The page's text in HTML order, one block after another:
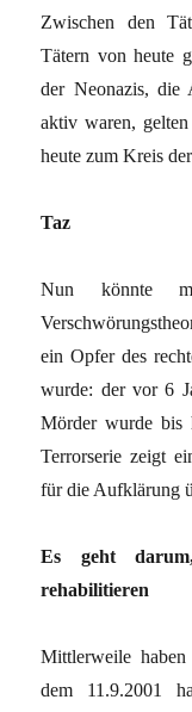
Zwischen den
Tätern von heute
der Neonazis, die
aktiv waren,
heute zum Kreis
Taz
Nun könnte
ein Opfer des
wurde: der vor 6
Mörder wurde bis
Terrorserie zeigt
für die Aufklärung
Es geht
rehabilitieren
Mittlerweile
dem 11.9.2001